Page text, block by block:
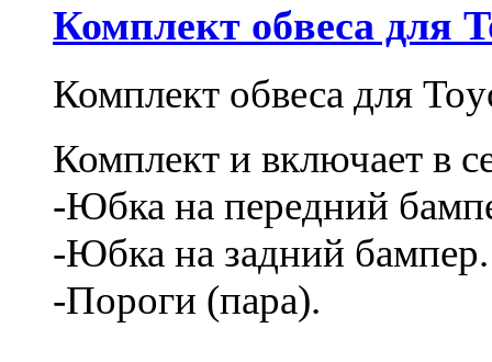
Комплект обвеса для
Комплект обвеса для
Комплект и включает в
-Юбка на передний
-Юбка на задний
-Пороги (пара).